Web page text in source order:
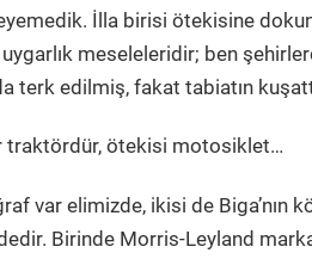
İlla birisi ötekisine
meseleleridir; ben
terk edilmiş, fakat tabiatın
traktördür, ötekisi motosiklet…
var elimizde, ikisi de Biga’nın
Birinde Morris-Leyland